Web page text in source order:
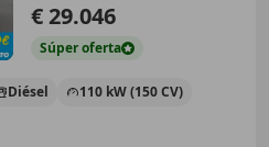
€ 29.046
Súperoferta
Diésel 110 kW (150 CV)